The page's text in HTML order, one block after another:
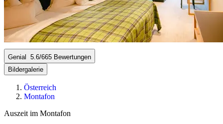
Genial 5.6/665 Bewertungen
Bildergalerie
Österreich
Montafon
Auszeit im Montafon